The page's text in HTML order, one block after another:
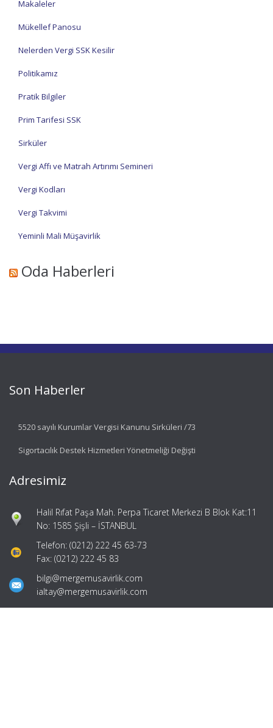
Makaleler
Mükellef Panosu
Nelerden Vergi SSK Kesilir
Politikamız
Pratik Bilgiler
Prim Tarifesi SSK
Sirküler
Vergi Affı ve Matrah Artırımı Semineri
Vergi Kodları
Vergi Takvimi
Yeminli Mali Müşavirlik
Oda Haberleri
Son Haberler
5520 sayılı Kurumlar Vergisi Kanunu Sirküleri /73
Sigortacılık Destek Hizmetleri Yönetmeliği Değişti
Adresimiz
Halil Rıfat Paşa Mah. Perpa Ticaret Merkezi B Blok Kat:11
No: 1585 Şişli – İSTANBUL
Telefon: (0212) 222 45 63-73
Fax: (0212) 222 45 83
bilgi@mergemusavirlik.com
ialtay@mergemusavirlik.com